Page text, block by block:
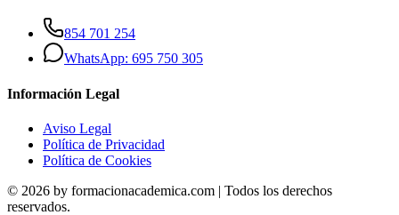
854 701 254
WhatsApp: 695 750 305
Información Legal
Aviso Legal
Política de Privacidad
Política de Cookies
© 2026 by formacionacademica.com | Todos los derechos
reservados.